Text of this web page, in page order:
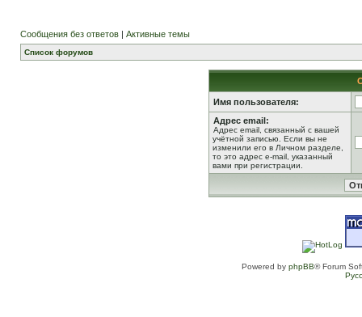
Сообщения без ответов | Активные темы
Список форумов
Имя пользователя:
Адрес email:
Адрес email, связанный с вашей
учётной записью. Если вы не
изменили его в Личном разделе,
то это адрес e-mail, указанный
вами при регистрации.
Powered by phpBB® Forum